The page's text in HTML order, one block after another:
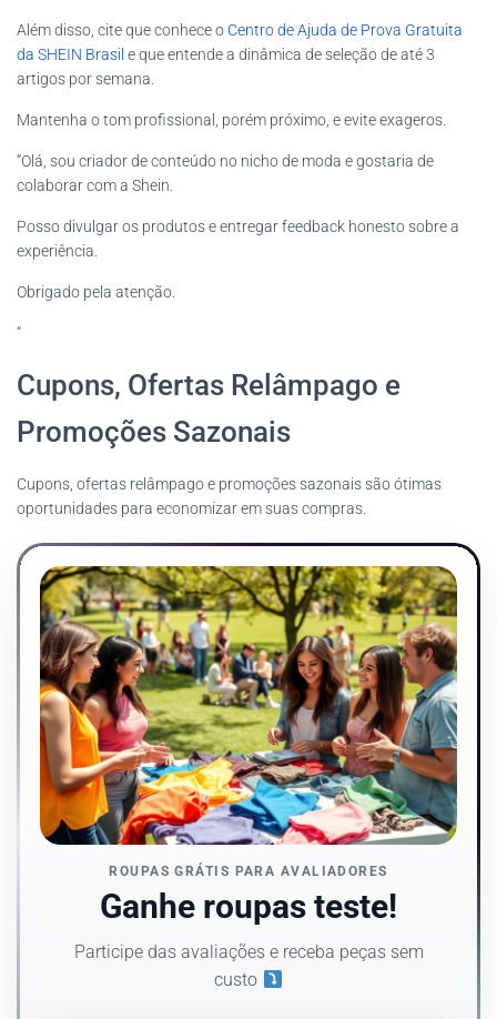
Além disso, cite que conhece o Centro de Ajuda de Prova Gratuita
da SHEIN Brasil e que entende a dinâmica de seleção de até 3
artigos por semana.
Mantenha o tom profissional, porém próximo, e evite exageros.
“Olá, sou criador de conteúdo no nicho de moda e gostaria de
colaborar com a Shein.
Posso divulgar os produtos e entregar feedback honesto sobre a
experiência.
Obrigado pela atenção.
“
Cupons, Ofertas Relâmpago e
Promoções Sazonais
Cupons, ofertas relâmpago e promoções sazonais são ótimas
oportunidades para economizar em suas compras.
ROUPAS GRÁTIS PARA AVALIADORES
Ganhe roupas teste!
Participe das avaliações e receba peças sem
custo